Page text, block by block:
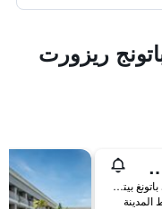
ريزورت
سبا، باتونج بيتش
284 طريق برابيرمي باتونغ بيتش, باتونغ, تايلاند